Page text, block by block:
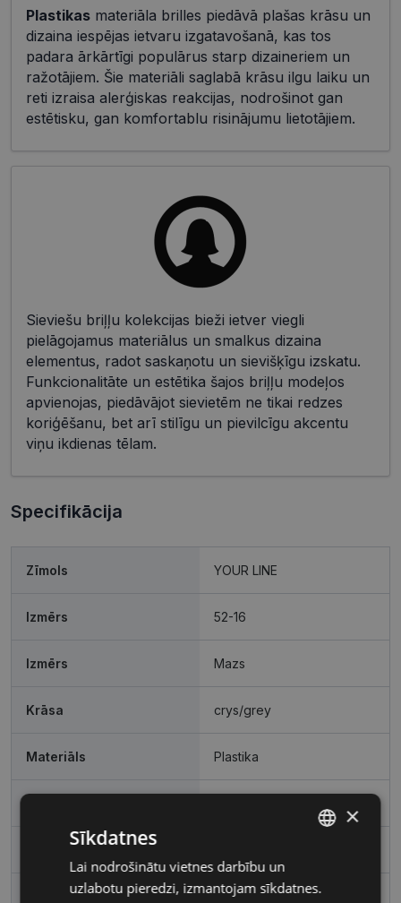
Plastikas materiāla brilles piedāvā plašas krāsu un
dizaina iespējas ietvaru izgatavošanā, kas tos
padara ārkārtīgi populārus starp dizaineriem un
ražotājiem. Šie materiāli saglabā krāsu ilgu laiku un
reti izraisa alerģiskas reakcijas, nodrošinot gan
estētisku, gan komfortablu risinājumu lietotājiem.
Sieviešu briļļu kolekcijas bieži ietver viegli
pielāgojamus materiālus un smalkus dizaina
elementus, radot saskaņotu un sievišķīgu izskatu.
Funkcionalitāte un estētika šajos briļļu modeļos
apvienojas, piedāvājot sievietēm ne tikai redzes
koriģēšanu, bet arī stilīgu un pievilcīgu akcentu
viņu ikdienas tēlam.
Specifikācija
Zīmols YOUR LINE
Izmērs 52-16
Izmērs Mazs
Krāsa crys/grey
Materiāls Plastika
Pircēju grupa
Lēcas platums, mm 52 RUSSIAN
×
Sīkdatnes
Lai nodrošinātu vietnes darbību un
uzlabotu pieredzi, izmantojam sīkdatnes.